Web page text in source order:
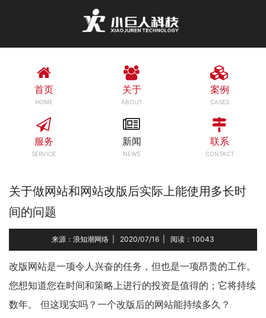
首页
HOME
关于
ABOUT
案例
CASES
服务
SERVICE
新闻
NEWS
联系
CONTACT
关于做网站和网站改版后实际上能使用多长时
间的问题
来源：浪知潮网络 2020/07/16 阅读：10043
改版网站是一项令人兴奋的任务，但也是一项昂贵的工作。
您想知道您在时间和策略上进行的投资是值得的；它将持续
数年。 但这现实吗？一个改版后的网站能持续多久？